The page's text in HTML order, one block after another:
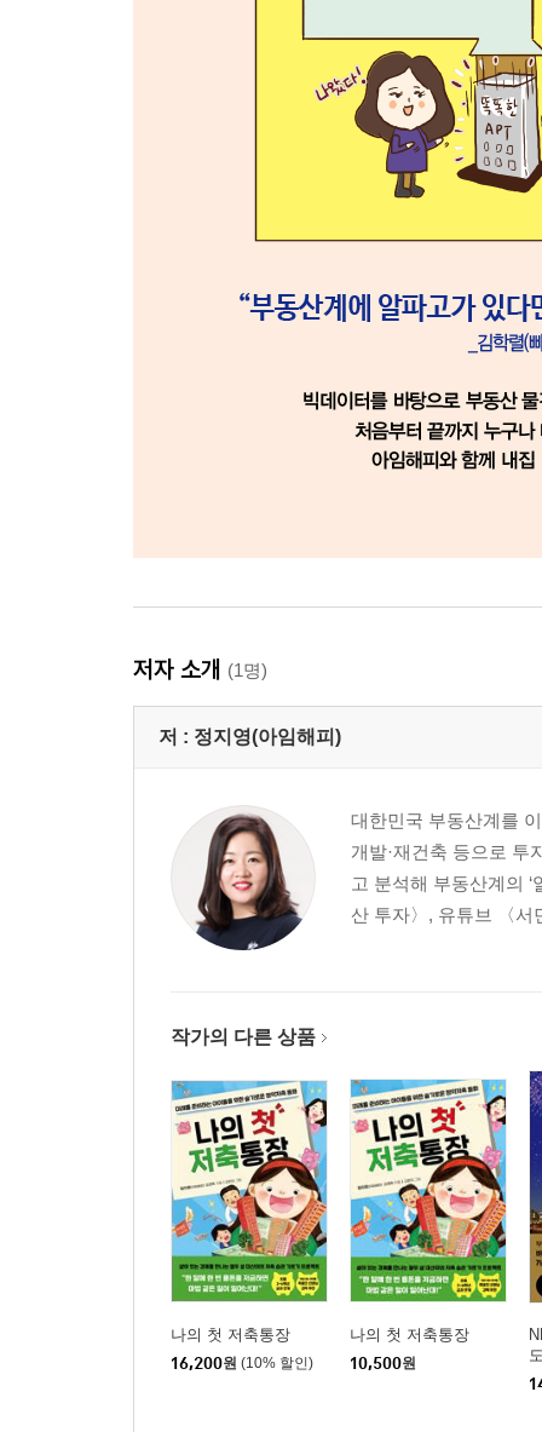
1장 부동산 정책과 시장의 흐름
2장 집값과 투기를 잡다
4장 내집 마련과 부동산 재테크의 기회를 찾다
저자 소개 (1명)
저 : 정지영(아임해피)
대한민국 부동산계를
개발·재건축 등으로 투
고 분석해 부동산계의
산 투자〉, 유튜브 〈서
작가의 다른 상품
나의 첫 저축통장
16,200원 (10% 할인)
나의 첫 저축통장
10,500원